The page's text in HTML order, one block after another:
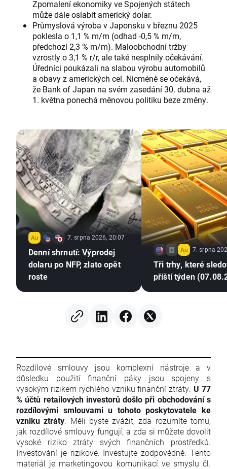
Zpomalení ekonomiky ve Spojených státech
může dále oslabit americký dolar.
Průmyslová výroba v Japonsku v březnu 2025
poklesla o 1,1 % m/m (odhad -0,5 % m/m,
předchozí 2,3 % m/m). Maloobchodní tržby
vzrostly o 3,1 % r/r, ale také nesplnily očekávání.
Úředníci poukázali na slabou výrobu automobilů
a obavy z amerických cel. Nicméně se očekává,
že Bank of Japan na svém zasedání 30. dubna až
1. května ponechá měnovou politiku beze změny.
7. srpna 2026, 20:07
Denní shrnutí: Výprodej
dolaru po NFP, zlato opět
roste
7. srpna
Tři trhy, které
příští týden
Rozdílové smlouvy jsou komplexní nástroje a v
důsledku použití finanční páky jsou spojeny s
vysokým rizikem rychlého vzniku finanční ztráty. U 77
% účtů retailových investorů došlo při obchodování s
rozdílovými smlouvami u tohoto poskytovatele ke
vzniku ztráty. Měli byste zvážit, zda rozumíte tomu,
jak rozdílové smlouvy fungují, a zda si můžete dovolit
vysoké riziko ztráty svých finančních prostředků.
Investování je rizikové. Investujte zodpovědně. Tento
materiál je marketingovou komunikací ve smyslu čl.